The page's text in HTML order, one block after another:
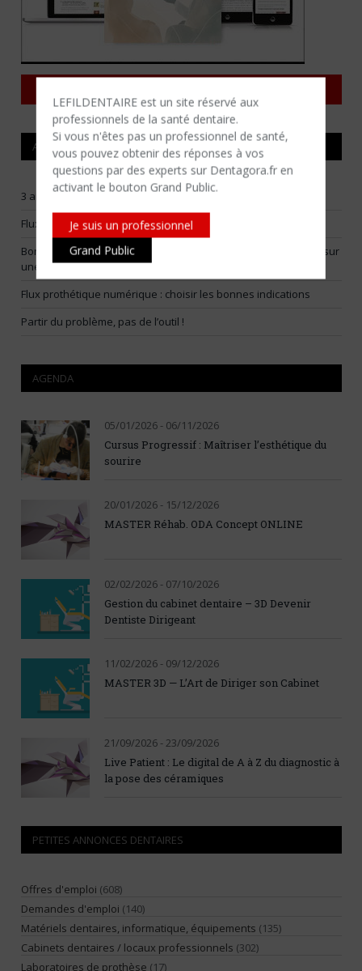
LEFILDENTAIRE est un site réservé aux
professionnels de la santé dentaire.
Si vous n'êtes​ pas un professionnel de santé,
vous pouvez obtenir des réponses à vos
questions par des experts sur Dentagora.fr en
activant le bouton Grand Public.
Je suis un professionnel
Grand Public
ARTICLES RÉCENTS
3 arbitrages pour construire un flux numérique vraiment utile
Flux numériques raisonnables : choisir ses batailles
Bone smashing : la Fédération Française d’Orthodontie alerte sur
une tendance virale dangereuse
Flux prothétique numérique : choisir les bonnes indications
Partir du problème, pas de l’outil !
AGENDA
05/01/2026 - 06/11/2026
Cursus Progressif : Maîtriser l’esthétique du
sourire
20/01/2026 - 15/12/2026
MASTER Réhab. ODA Concept ONLINE
02/02/2026 - 07/10/2026
Gestion du cabinet dentaire – 3D Devenir
Dentiste Dirigeant
11/02/2026 - 09/12/2026
MASTER 3D — L’Art de Diriger son Cabinet
21/09/2026 - 23/09/2026
Live Patient : Le digital de A à Z du diagnostic à
la pose des céramiques
PETITES ANNONCES DENTAIRES
Offres d'emploi (608)
Demandes d'emploi (140)
Matériels dentaires, informatique, équipements (135)
Cabinets dentaires / locaux professionnels (302)
Laboratoires de prothèse (17)